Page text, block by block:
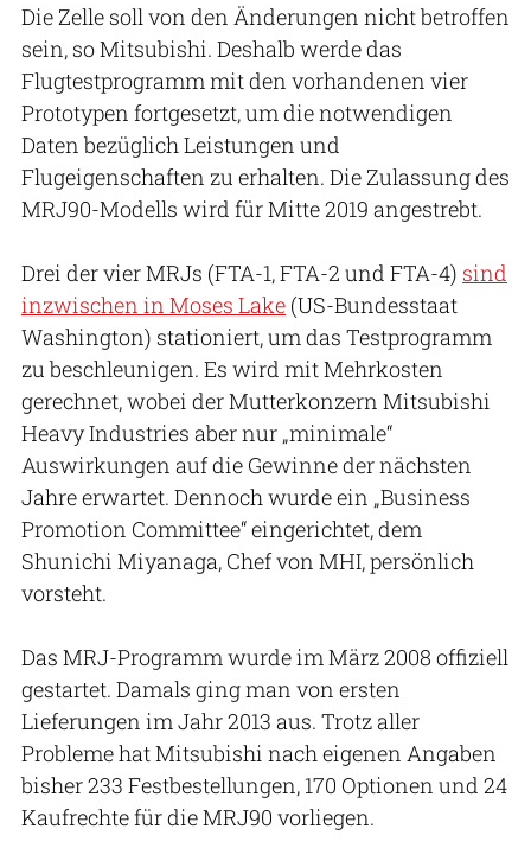
Die Zelle soll von den Änderungen nicht betroffen
sein, so Mitsubishi. Deshalb werde das
Flugtestprogramm mit den vorhandenen vier
Prototypen fortgesetzt, um die notwendigen
Daten bezüglich Leistungen und
Flugeigenschaften zu erhalten. Die Zulassung des
MRJ90-Modells wird für Mitte 2019 angestrebt.
Drei der vier MRJs (FTA-1, FTA-2 und FTA-4) sind
inzwischen in Moses Lake (US-Bundesstaat
Washington) stationiert, um das Testprogramm
zu beschleunigen. Es wird mit Mehrkosten
gerechnet, wobei der Mutterkonzern Mitsubishi
Heavy Industries aber nur „minimale“
Auswirkungen auf die Gewinne der nächsten
Jahre erwartet. Dennoch wurde ein „Business
Promotion Committee“ eingerichtet, dem
Shunichi Miyanaga, Chef von MHI, persönlich
vorsteht.
Das MRJ-Programm wurde im März 2008 offiziell
gestartet. Damals ging man von ersten
Lieferungen im Jahr 2013 aus. Trotz aller
Probleme hat Mitsubishi nach eigenen Angaben
bisher 233 Festbestellungen, 170 Optionen und 24
Kaufrechte für die MRJ90 vorliegen.